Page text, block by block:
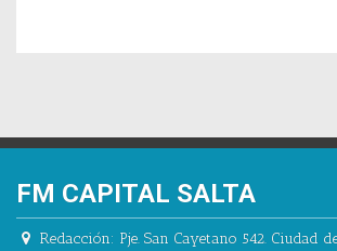
FM CAPITAL SALTA
Redacción: Pje. San Cayetano 542. Ciudad